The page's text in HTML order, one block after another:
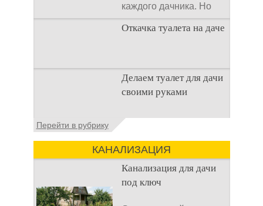
каждого дачника. Но
многие люди думают,
что
Откачка туалета на даче
Туалет на даче – это
первая постройка,
которая изначально
участке. Она может
Делаем туалет для дачи
своими руками
Туалеты для дачи – это
начинается
благоустройство
дачного участка,
Перейти в рубрику
КАНАЛИЗАЦИЯ
Канализация для дачи
под ключ